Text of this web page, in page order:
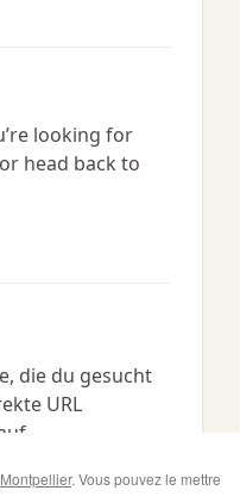
Montpellier. Vous pouvez le mettre